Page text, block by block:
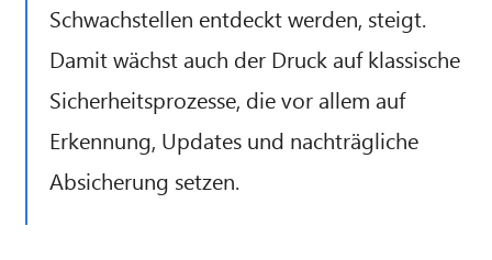
Schwachstellen entdeckt werden, steigt.
Damit wächst auch der Druck auf klassische
Sicherheitsprozesse, die vor allem auf
Erkennung, Updates und nachträgliche
Absicherung setzen.